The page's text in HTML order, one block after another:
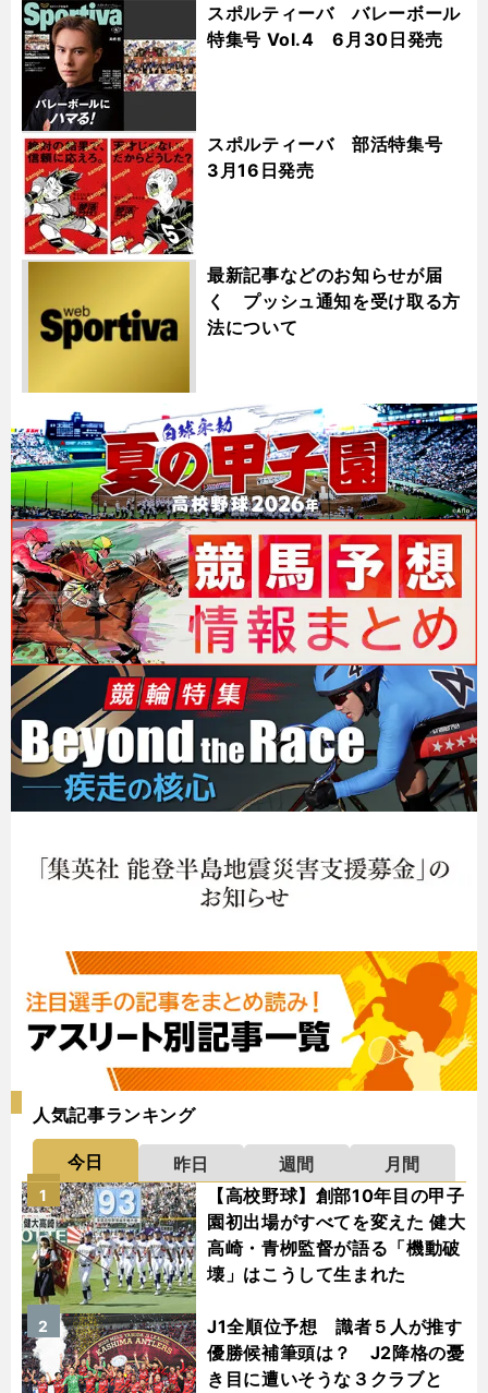
スポルティーバ バレーボール
特集号 Vol.4 6月30日発売
スポルティーバ 部活特集号
3月16日発売
最新記事などのお知らせが届
く プッシュ通知を受け取る方
法について
人気記事ランキング
今日 昨日 週間
月間
【高校野球】創部10年目の甲子
園初出場がすべてを変えた 健大
高崎・青栁監督が語る「機動破
壊」はこうして生まれた
1
J1全順位予想 識者５人が推す
優勝候補筆頭は？ J2降格の憂
き目に遭いそうな３クラブと
2